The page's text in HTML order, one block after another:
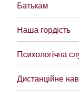
Батькам
Наша гордість
Психологічна
Дистанційне